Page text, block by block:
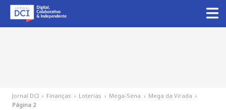
Jornal DCI › Finanças › Loterias › Mega-Sena › Mega da Virada ›
Página 2